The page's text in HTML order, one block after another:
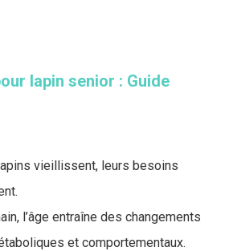
lapin senior : Guide
vieillissent, leurs besoins
l’âge entraîne des changements
et comportementaux.